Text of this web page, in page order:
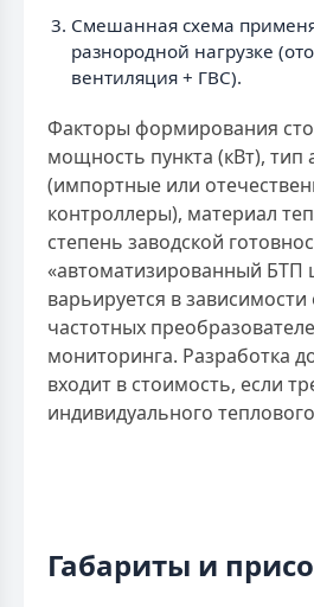
Смешанная схема
разнородной нагрузке
вентиляция + ГВС).
Факторы формирования
мощность пункта (кВт), тип
(импортные или
контроллеры), материал
степень заводской
«автоматизированный БТП
варьируется в
частотных
мониторинга. Разработка
входит в стоимость, если
индивидуального
Габариты и